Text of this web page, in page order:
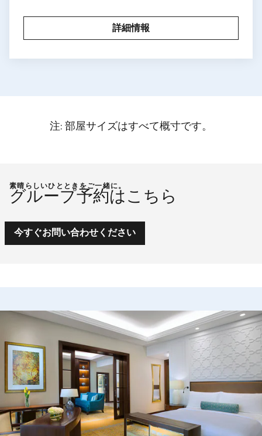
詳細情報
注: 部屋サイズはすべて概寸です。
素晴らしいひとときをご一緒に。
グループ予約はこちら
今すぐお問い合わせください